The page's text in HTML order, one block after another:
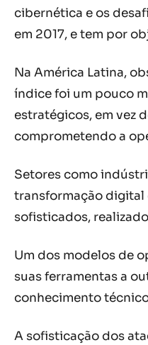
cibernética e os
em 2017, e tem por
Na América Latina,
índice foi um pouco
estratégicos, em vez
comprometendo a
Setores como
transformação digital
sofisticados,
Um dos modelos de
suas ferramentas a
conhecimento
A sofisticação dos